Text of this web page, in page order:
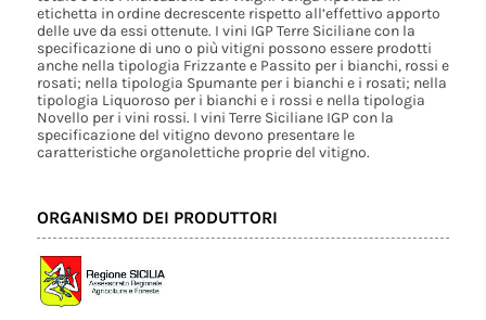
etichetta in ordine decrescente rispetto all’effettivo apporto
delle uve da essi ottenute. I vini IGP Terre Siciliane con la
specificazione di uno o più vitigni possono essere prodotti
anche nella tipologia Frizzante e Passito per i bianchi, rossi e
rosati; nella tipologia Spumante per i bianchi e i rosati; nella
tipologia Liquoroso per i bianchi e i rossi e nella tipologia
Novello per i vini rossi. I vini Terre Siciliane IGP con la
specificazione del vitigno devono presentare le
caratteristiche organolettiche proprie del vitigno.
ORGANISMO DEI PRODUTTORI